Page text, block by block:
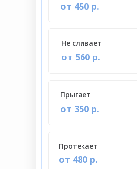
от 450 р.
от 560 р.
Не сливает
от 480 р.
Протекает
от 350 р.
Прыгает